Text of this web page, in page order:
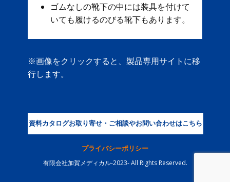
ゴムなしの靴下の中には装具を付けて
いても履けるのびる靴下もあります。
※画像をクリックすると、製品専用サイトに移
行します。
資料カタログお取り寄せ・ご相談やお問い合わせはこちら
プライバシーポリシー
有限会社加賀メディカル-2023- All Rights Reserved.